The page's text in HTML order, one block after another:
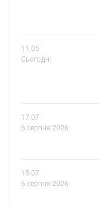
11.05
Сьогодні
17.07
6 серпня 2026
15.07
6 серпня 2026